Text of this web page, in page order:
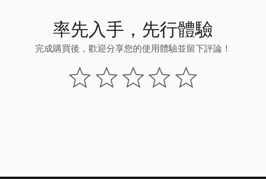
率先入手，先行體驗
完成購買後，歡迎分享您的使用體驗並留下評論！